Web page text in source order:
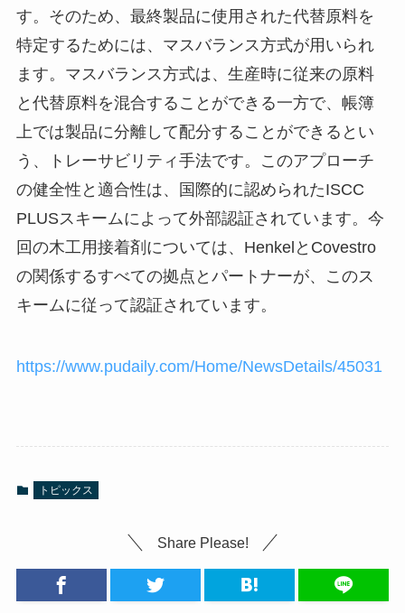
す。そのため、最終製品に使用された代替原料を
特定するためには、マスバランス方式が用いられ
ます。マスバランス方式は、生産時に従来の原料
と代替原料を混合することができる一方で、帳簿
上では製品に分離して配分することができるとい
う、トレーサビリティ手法です。このアプローチ
の健全性と適合性は、国際的に認められたISCC
PLUSスキームによって外部認証されています。今
回の木工用接着剤については、HenkelとCovestro
の関係するすべての拠点とパートナーが、このス
キームに従って認証されています。
https://www.pudaily.com/Home/NewsDetails/45031
トピックス
Share Please!